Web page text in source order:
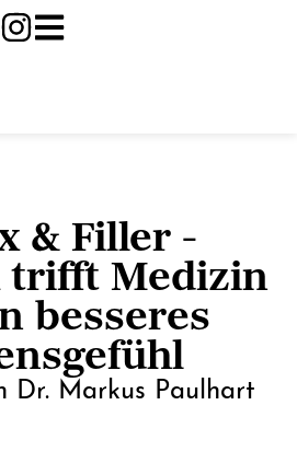
& Filler -
trifft Medizin
besseres
Dr. Markus Paulhart